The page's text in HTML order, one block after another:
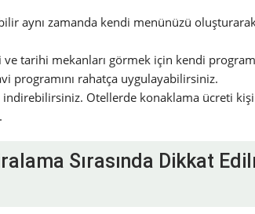
aynı zamanda kendi menünüzü
tarihi mekanları görmek için kendi
programını rahatça uygulayabilirsiniz.
Otellerde konaklama ücreti kişi
Sırasında Dikkat